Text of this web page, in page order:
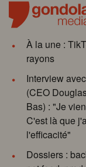
À la une :
rayons
Interview
(CEO
Bas) : "Je
C'est là que
l'efficacité"
Dossiers :